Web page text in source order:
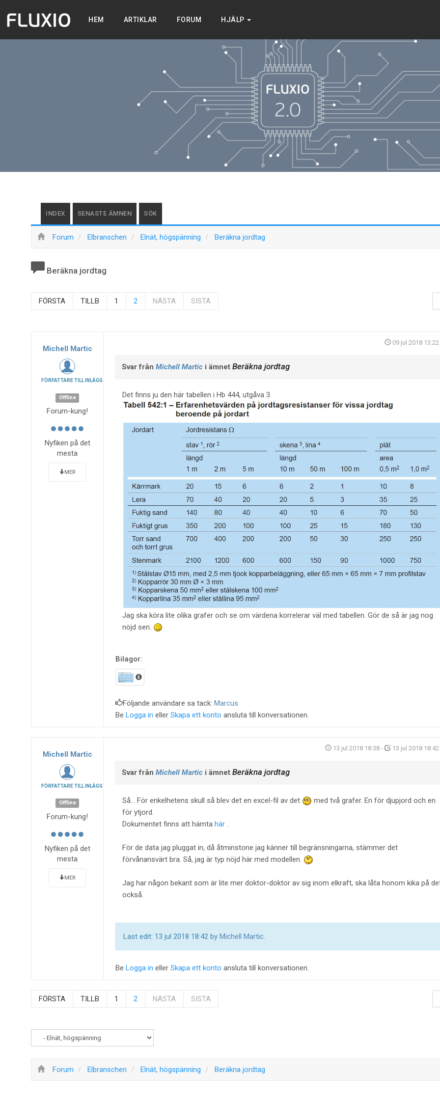
HEM ARTIKLAR FORUM HJÄLP
INDEX SENASTE ÄMNEN SÖK
Forum Elbranschen Elnät, högspänning Beräkna jordtag
Beräkna jordtag
FÖRSTA TILLB 1 2 NÄSTA SISTA
Michell Martic
FÖRFATTARE TILL INLÄGG
Offline
Forum-kung!
Nyfiken på det
mesta
MER
09 jul 2018 13:22
Svar från Michell Martici ämnet Beräkna jordtag
Det finns ju den här tabellen i Hb 444, utgåva 3.
Jag ska köra lite olika grafer och se om värdena korrelerar väl med tabellen. Gör de så är jag nog
nöjd sen.
Bilagor:
Följande användare sa tack: Marcus
Be Logga in eller Skapa ett konto ansluta till konversationen.
Michell Martic
FÖRFATTARE TILL INLÄGG
Offline
Forum-kung!
Nyfiken på det
mesta
MER
13 jul 2018 18:38- 13 jul 2018 18:42
Svar från Michell Martici ämnet Beräkna jordtag
Så... För enkelhetens skull så blev det en excel-fil av det
med två grafer. En för djupjord och en
för ytjord.
Dokumentet finns att hämta här.
För de data jag pluggat in, då åtminstone jag känner till begränsningarna, stämmer det
förvånansvärt bra. Så, jag är typ nöjd här med modellen.
Jag har någon bekant som är lite mer doktor-doktor av sig inom elkraft, ska låta honom kika på
också.
Last edit: 13 jul 2018 18:42 by Michell Martic
Be Logga in eller Skapa ett konto ansluta till konversationen.
FÖRSTA TILLB 1 2 NÄSTA SISTA
Forum Elbranschen Elnät, högspänning Beräkna jordtag